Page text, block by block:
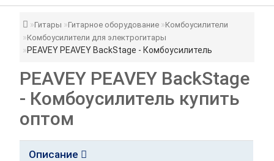
Гитары Гитарное оборудование
Комбоусилители
Комбоусилители для электрогитары
PEAVEY PEAVEY BackStage - Комбоусилитель
PEAVEY PEAVEY BackStage
- Комбоусилитель купить
оптом
Описание